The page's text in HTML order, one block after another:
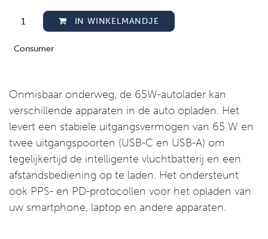
IN WINKELMANDJE
Consumer
Onmisbaar onderweg, de 65W-autolader kan
verschillende apparaten in de auto opladen. Het
levert een stabiele uitgangsvermogen van 65 W en
twee uitgangspoorten (USB-C en USB-A) om
tegelijkertijd de intelligente vluchtbatterij en een
afstandsbediening op te laden. Het ondersteunt
ook PPS- en PD-protocollen voor het opladen van
uw smartphone, laptop en andere apparaten.